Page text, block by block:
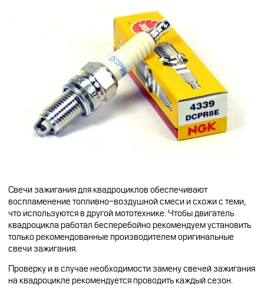
Свечи зажигания для квадроциклов обеспечивают
воспламенение топливно-воздушной смеси и схожи с теми,
что используются в другой мототехнике. Чтобы двигатель
квадроцикла работал бесперебойно рекомендуем установить
только рекомендованные производителем оригинальные
свечи зажигания.
Проверку и в случае необходимости замену свечей зажигания
на квадроцикле рекомендуется проводить каждый сезон.